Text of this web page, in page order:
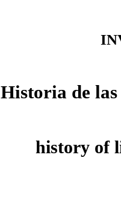
Historia de
history of